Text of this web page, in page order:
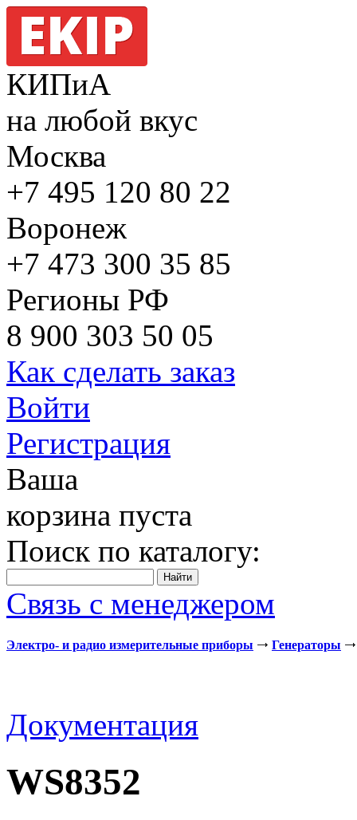
КИПиА
на любой вкус
Москва
+7 495 120 80 22
Воронеж
+7 473 300 35 85
Регионы РФ
8 900 303 50 05
Как сделать заказ
Войти
Регистрация
Ваша
корзина пуста
Поиск по каталогу:
Связь с менеджером
Электро- и радио измерительные приборы Генераторы
Документация
WS8352